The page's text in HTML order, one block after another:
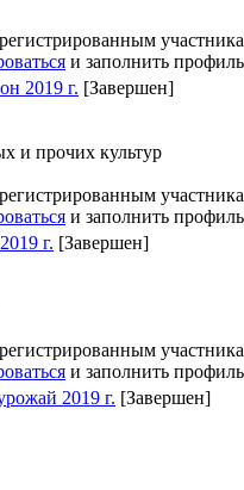
и заполнить
2019 г. [Завершен]
и прочих культур
и заполнить
г. [Завершен]
и заполнить
2019 г. [Завершен]